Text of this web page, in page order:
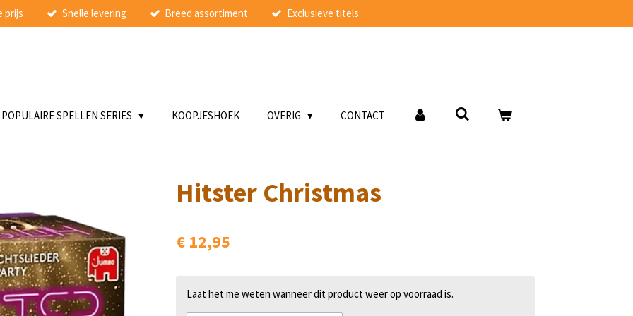
prijs Snelle levering Breed assortiment Exclusieve titels
POPULAIRE SPELLEN SERIES KOOPJESHOEK OVERIG CONTACT
Hitster Christmas
€ 12,95
Laat het me weten wanneer dit product weer op voorraad is.